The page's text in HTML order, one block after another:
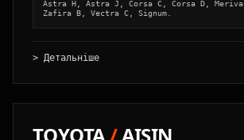
Astra H, Astra J, Corsa C, Corsa D, Meriva
Zafira B, Vectra C, Signum.
> Детальніше